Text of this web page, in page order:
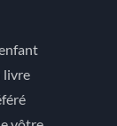
livre